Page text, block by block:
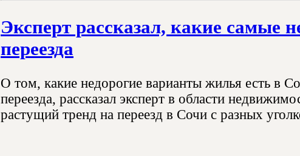
Эксперт рассказал, какие самые
переезда
О том, какие недорогие варианты жилья есть в
переезда, рассказал эксперт в области
растущий тренд на переезд в Сочи с разных